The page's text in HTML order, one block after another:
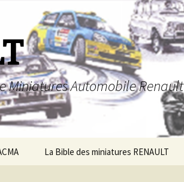
Miniatures Automobile Renault
La Bible des miniatures RENAULT